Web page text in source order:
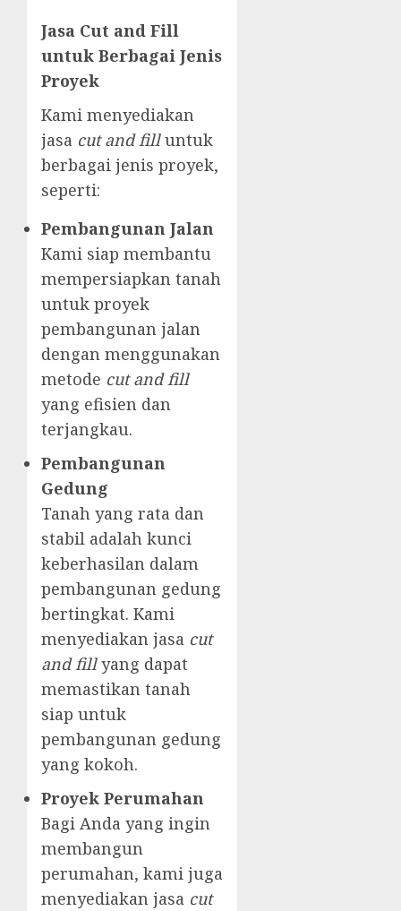
Jasa Cut and Fill
untuk Berbagai Jenis
Proyek
Kami menyediakan
jasa cut and filluntuk
berbagai jenis proyek,
seperti:
Pembangunan Jalan
Kami siap membantu
mempersiapkan tanah
untuk proyek
pembangunan jalan
dengan menggunakan
metode cut and fill
yang efisien dan
terjangkau.
Pembangunan
Gedung
Tanah yang rata dan
stabil adalah kunci
keberhasilan dalam
pembangunan gedung
bertingkat. Kami
menyediakan jasa cut
and fillyang dapat
memastikan tanah
siap untuk
pembangunan gedung
yang kokoh.
Proyek Perumahan
Bagi Anda yang ingin
membangun
perumahan, kami juga
menyediakan jasa cut